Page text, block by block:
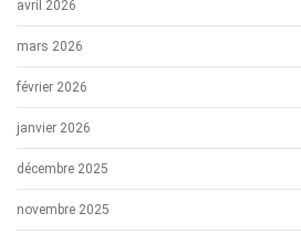
avril 2026
mars 2026
février 2026
janvier 2026
décembre 2025
novembre 2025